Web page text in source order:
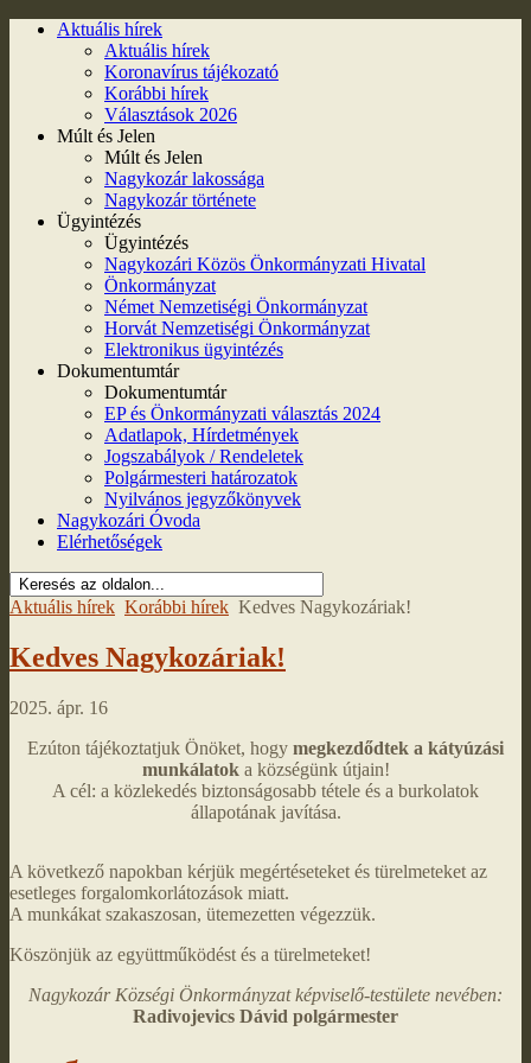
Aktuális hírek
Aktuális hírek
Koronavírus tájékozató
Korábbi hírek
Választások 2026
Múlt és Jelen
Múlt és Jelen
Nagykozár lakossága
Nagykozár története
Ügyintézés
Ügyintézés
Nagykozári Közös Önkormányzati Hivatal
Önkormányzat
Német Nemzetiségi Önkormányzat
Horvát Nemzetiségi Önkormányzat
Elektronikus ügyintézés
Dokumentumtár
Dokumentumtár
EP és Önkormányzati választás 2024
Adatlapok, Hírdetmények
Jogszabályok / Rendeletek
Polgármesteri határozatok
Nyilvános jegyzőkönyvek
Nagykozári Óvoda
Elérhetőségek
Aktuális hírek Korábbi hírek Kedves Nagykozáriak!
Kedves Nagykozáriak!
2025. ápr. 16
Ezúton tájékoztatjuk Önöket, hogy megkezdődtek a kátyúzási
munkálatok a községünk útjain!
A cél: a közlekedés biztonságosabb tétele és a burkolatok
állapotának javítása.
A következő napokban kérjük megértéseteket és türelmeteket az
esetleges forgalomkorlátozások miatt.
A munkákat szakaszosan, ütemezetten végezzük.
Köszönjük az együttműködést és a türelmeteket!
Nagykozár Községi Önkormányzat képviselő-testülete nevében:
Radivojevics Dávid polgármester